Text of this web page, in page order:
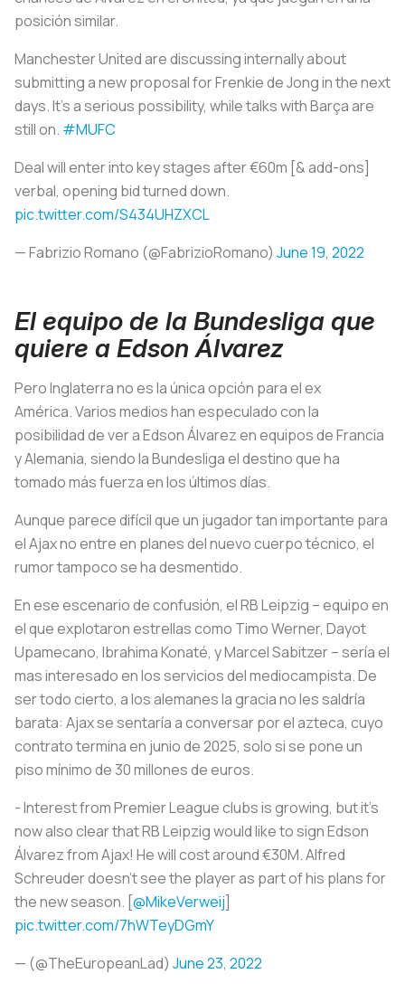
posición similar.
Manchester United are discussing internally about
submitting a new proposal for Frenkie de Jong in the next
days. It’s a serious possibility, while talks with Barça are
still on. #MUFC
Deal will enter into key stages after €60m [& add-ons]
verbal, opening bid turned down.
pic.twitter.com/S434UHZXCL
— Fabrizio Romano (@FabrizioRomano) June 19, 2022
El equipo de la Bundesliga que
quiere a Edson Álvarez
Pero Inglaterra no es la única opción para el ex
América. Varios medios han especulado con la
posibilidad de ver a Edson Álvarez en equipos de Francia
y Alemania, siendo la Bundesliga el destino que ha
tomado más fuerza en los últimos días.
Aunque parece difícil que un jugador tan importante para
el Ajax no entre en planes del nuevo cuerpo técnico, el
rumor tampoco se ha desmentido.
En ese escenario de confusión, el RB Leipzig – equipo en
el que explotaron estrellas como Timo Werner, Dayot
Upamecano, Ibrahima Konaté, y Marcel Sabitzer – sería el
mas interesado en los servicios del mediocampista. De
ser todo cierto, a los alemanes la gracia no les saldría
barata: Ajax se sentaría a conversar por el azteca, cuyo
contrato termina en junio de 2025, solo si se pone un
piso mínimo de 30 millones de euros.
- Interest from Premier League clubs is growing, but it's
now also clear that RB Leipzig would like to sign Edson
Álvarez from Ajax! He will cost around €30M. Alfred
Schreuder doesn't see the player as part of his plans for
the new season. [@MikeVerweij]
pic.twitter.com/7hWTeyDGmY
— (@TheEuropeanLad) June 23, 2022